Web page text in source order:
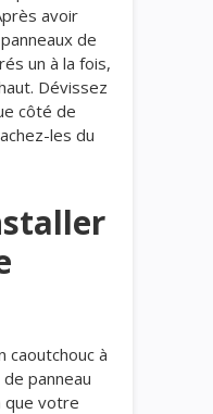
avoir
de
un à la fois,
Dévissez
côté de
les du
caoutchouc à
panneau
que votre